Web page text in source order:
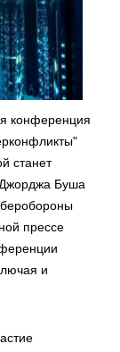
конференция
станет
Буша
прессе
и